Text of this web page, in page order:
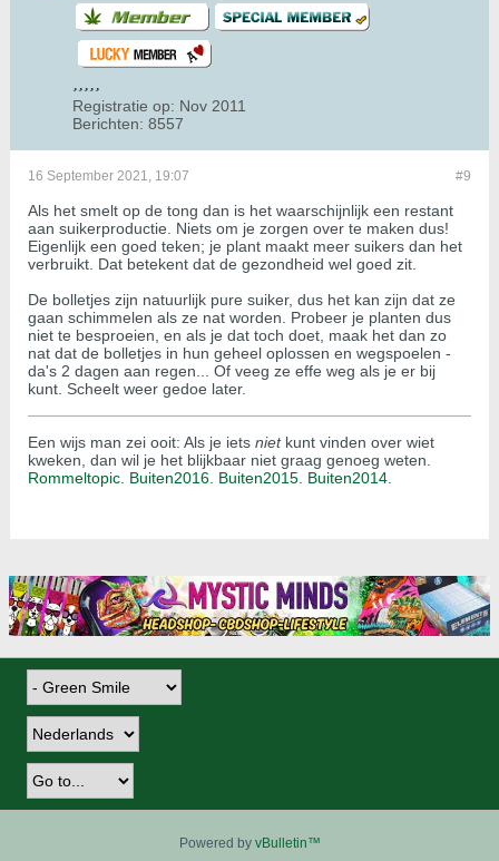
Registratie op: Nov 2011
Berichten: 8557
#9
16 September 2021, 19:07
Als het smelt op de tong dan is het waarschijnlijk een restant
aan suikerproductie. Niets om je zorgen over te maken dus!
Eigenlijk een goed teken; je plant maakt meer suikers dan het
verbruikt. Dat betekent dat de gezondheid wel goed zit.
De bolletjes zijn natuurlijk pure suiker, dus het kan zijn dat ze
gaan schimmelen als ze nat worden. Probeer je planten dus
niet te besproeien, en als je dat toch doet, maak het dan zo
nat dat de bolletjes in hun geheel oplossen en wegspoelen -
da's 2 dagen aan regen... Of veeg ze effe weg als je er bij
kunt. Scheelt weer gedoe later.
Een wijs man zei ooit: Als je iets nietkunt vinden over wiet
kweken, dan wil je het blijkbaar niet graag genoeg weten.
Rommeltopic. Buiten2016. Buiten2015 Buiten2014
Powered by vBulletin™